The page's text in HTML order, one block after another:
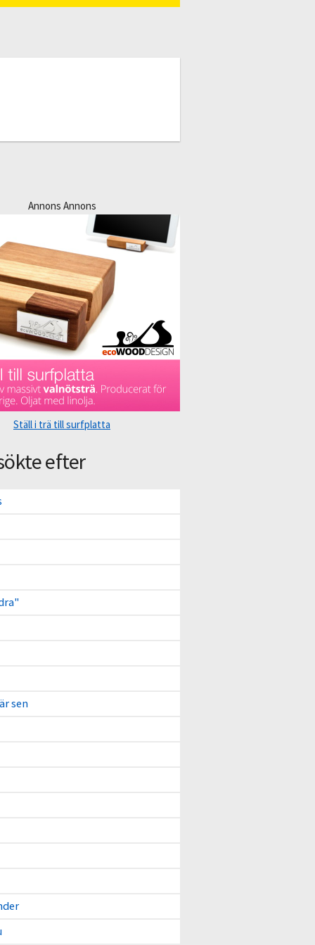
Annons Annons
Ställ i trä till surfplatta
efter
sen